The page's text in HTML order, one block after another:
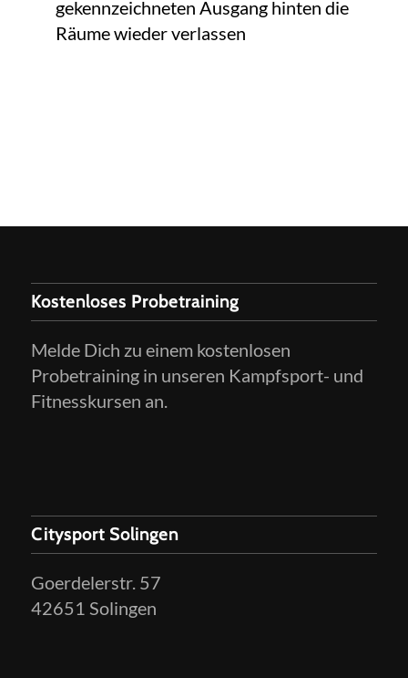
gekennzeichneten Ausgang hinten die
Räume wieder verlassen
Kostenloses Probetraining
Melde Dich zu einem kostenlosen
Probetraining in unseren Kampfsport- und
Fitnesskursen an.
Citysport Solingen
Goerdelerstr. 57
42651 Solingen